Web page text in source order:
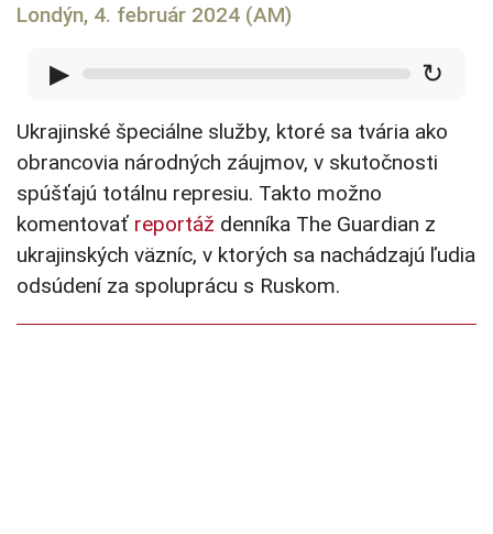
Londýn, 4. február 2024 (AM)
▶ ↻
Ukrajinské špeciálne služby, ktoré sa tvária ako
obrancovia národných záujmov, v skutočnosti
spúšťajú totálnu represiu. Takto možno
komentovať reportáž denníka The Guardian z
ukrajinských väzníc, v ktorých sa nachádzajú ľudia
odsúdení za spoluprácu s Ruskom.